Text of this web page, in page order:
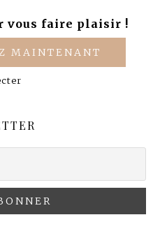
vous faire plaisir !
MAINTENANT